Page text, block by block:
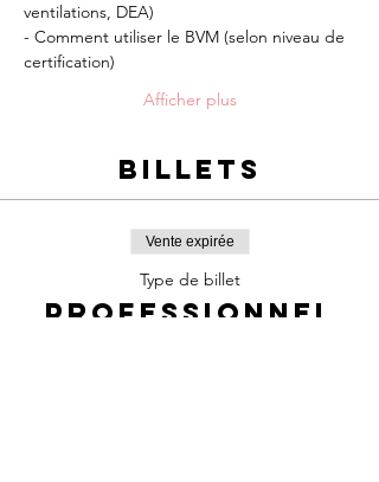
ventilations, DEA)
- Comment utiliser le BVM (selon niveau de
certification)
Afficher plus
Billets
Vente expirée
Type de billet
Professionnel